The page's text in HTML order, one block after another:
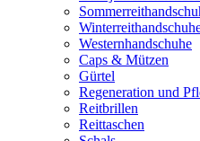
Westernhandschuhe
Caps & Mützen
Gürtel
Regeneration und
Reitbrillen
Reittaschen